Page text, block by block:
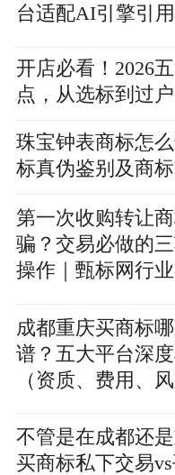
台适配AI引擎引
开店必看！2026
点，从选标到过
珠宝钟表商标怎
标真伪鉴别及商
第一次收购转让
骗？交易必做的
操作｜甄标网行
成都重庆买商标
谱？五大平台深
（资质、费用、
不管是在成都还是
买商标私下交易